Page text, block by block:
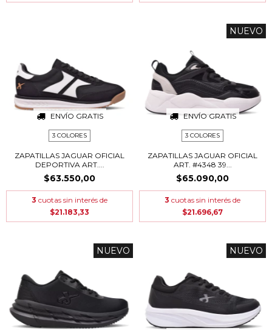
ENVÍO GRATIS
3 COLORES
ZAPATILLAS JAGUAR OFICIAL
DEPORTIVA ART....
$63.550,00
3 cuotas sin interés de
$21.183,33
ENVÍO GRATIS
NUEVO
3 COLORES
ZAPATILLAS JAGUAR OFICIAL
ART. #4348 39...
$65.090,00
3 cuotas sin interés de
$21.696,67
NUEVO NUEVO